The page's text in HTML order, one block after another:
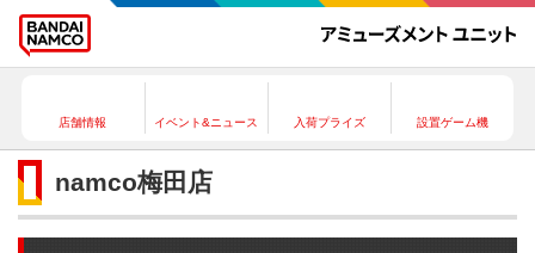
店舗情報 イベント&ニュース 入荷プライズ 設置ゲーム機
namco梅田店